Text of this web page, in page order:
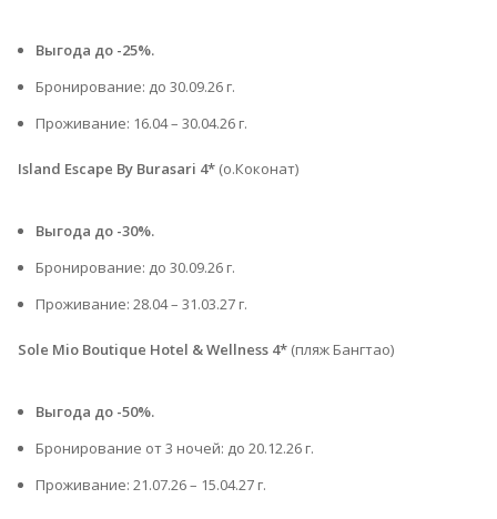
Выгода до -25%.
Бронирование: до 30.09.26 г.
Проживание: 16.04 – 30.04.26 г.
Island Escape By Burasari 4* (о.Коконат)
Выгода до -30%.
Бронирование: до 30.09.26 г.
Проживание: 28.04 – 31.03.27 г.⁠
Sole Mio Boutique Hotel & Wellness 4* (пляж Бангтао)
Выгода до -50%.
Бронирование от 3 ночей: до 20.12.26 г.
Проживание: 21.07.26 – 15.04.27 г.⁠